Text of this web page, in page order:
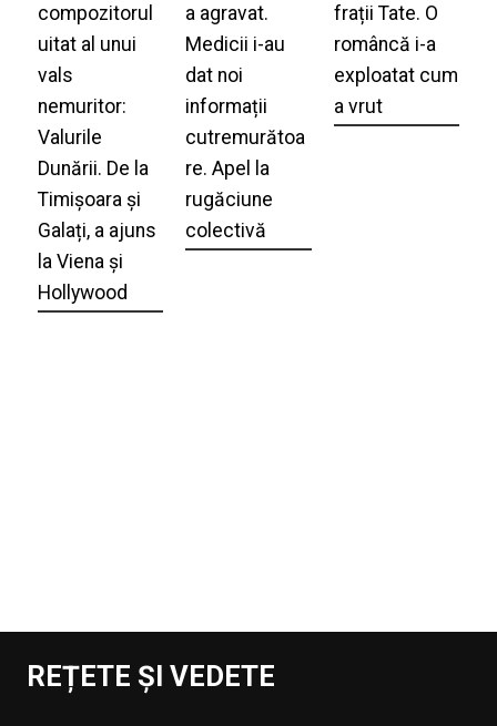
compozitorul
uitat al unui
vals
nemuritor:
Valurile
Dunării. De la
Timișoara și
Galați, a ajuns
la Viena și
Hollywood
a agravat.
Medicii i-au
dat noi
informații
cutremurătoa
re. Apel la
rugăciune
colectivă
frații Tate. O
româncă i-a
exploatat cum
a vrut
REȚETE ȘI VEDETE